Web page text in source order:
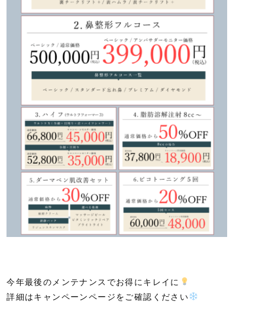
今年最後のメンテナンスでお得にキレイに
詳細はキャンペーンページをご確認ください